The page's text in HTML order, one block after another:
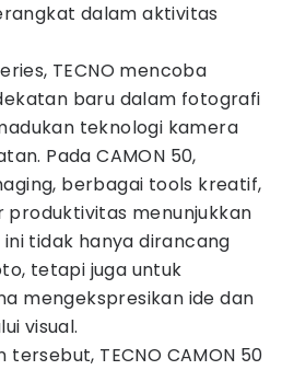
dalam aktivitas
TECNO mencoba
baru dalam fotografi
teknologi kamera
Pada CAMON 50,
berbagai tools kreatif,
produktivitas menunjukkan
tidak hanya dirancang
tetapi juga untuk
mengekspresikan ide dan
visual.
TECNO CAMON 50